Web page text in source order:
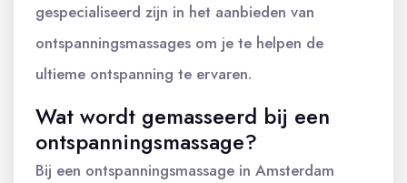
gespecialiseerd zijn in het aanbieden van
ontspanningsmassages om je te helpen de
ultieme ontspanning te ervaren.
Wat wordt gemasseerd bij een
ontspanningsmassage?
Bij een ontspanningsmassage in Amsterdam